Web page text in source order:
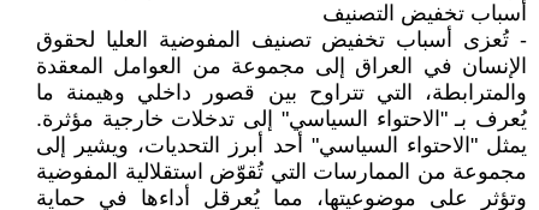
أسباب تخفيض التصنيف
- تُعزى أسباب تخفيض تصنيف المفوضية العليا لحقوق
الإنسان في العراق إلى مجموعة من العوامل المعقدة
والمترابطة، التي تتراوح بين قصور داخلي وهيمنة ما
يُعرف بـ "الاحتواء السياسي" إلى تدخلات خارجية مؤثرة.
يمثل "الاحتواء السياسي" أحد أبرز التحديات، ويشير إلى
مجموعة من الممارسات التي تُقوّض استقلالية المفوضية
وتؤثر على موضوعيتها، مما يُعرقل أداءها في حماية